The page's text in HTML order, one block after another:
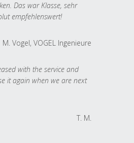
Das war Klasse, sehr
empfehlenswert!
M. Vogel, VOGEL Ingenieure
with the service and
it again when we are next
T. M.